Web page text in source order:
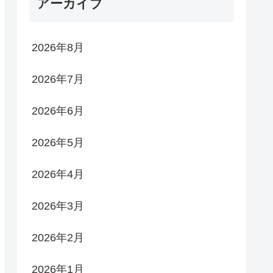
アーカイブ
2026年8月
2026年7月
2026年6月
2026年5月
2026年4月
2026年3月
2026年2月
2026年1月